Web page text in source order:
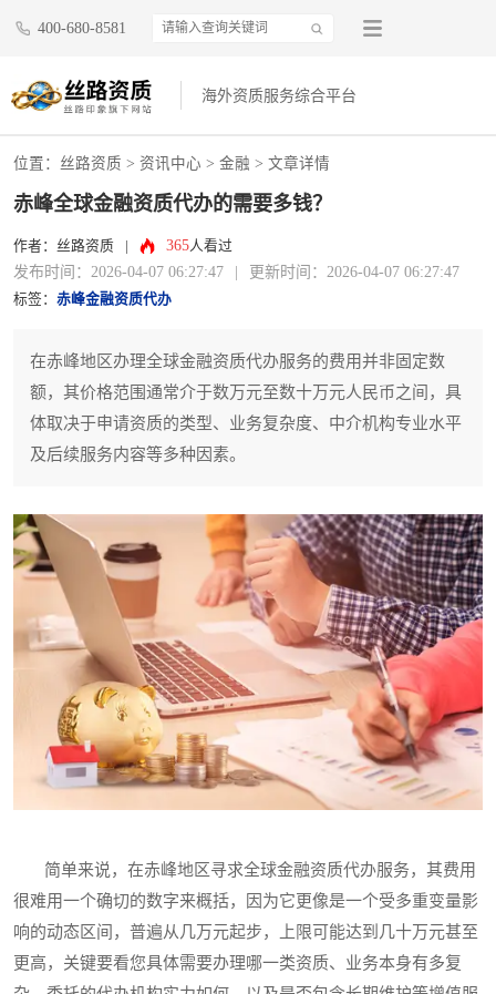
400-680-8581
海外资质服务综合平台
位置： 丝路资质 > 资讯中心 > 金融 > 文章详情
赤峰全球金融资质代办的需要多钱？
作者：丝路资质 365人看过
发布时间：2026-04-07 06:27:47 更新时间：2026-04-07 06:27:47
标签： 赤峰金融资质代办
在赤峰地区办理全球金融资质代办服务的费用并非固定数
额，其价格范围通常介于数万元至数十万元人民币之间，具
体取决于申请资质的类型、业务复杂度、中介机构专业水平
及后续服务内容等多种因素。
简单来说，在赤峰地区寻求全球金融资质代办服务，其费用
很难用一个确切的数字来概括，因为它更像是一个受多重变量影
响的动态区间，普遍从几万元起步，上限可能达到几十万元甚至
更高，关键要看您具体需要办理哪一类资质、业务本身有多复